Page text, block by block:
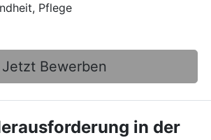
Pflege
Jetzt Bewerben
in der